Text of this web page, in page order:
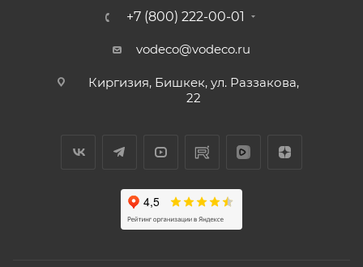
+7 (800) 222-00-01
vodeco@vodeco.ru
Киргизия, Бишкек, ул. Раззакова,
22